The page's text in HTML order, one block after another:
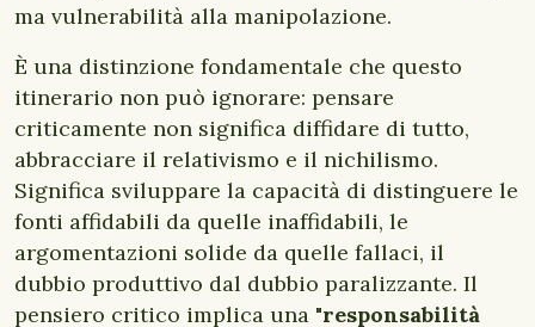
ma vulnerabilità alla manipolazione.
È una distinzione fondamentale che questo
itinerario non può ignorare: pensare
criticamente non significa diffidare di tutto,
abbracciare il relativismo e il nichilismo.
Significa sviluppare la capacità di distinguere le
fonti affidabili da quelle inaffidabili, le
argomentazioni solide da quelle fallaci, il
dubbio produttivo dal dubbio paralizzante. Il
pensiero critico implica una "responsabilità